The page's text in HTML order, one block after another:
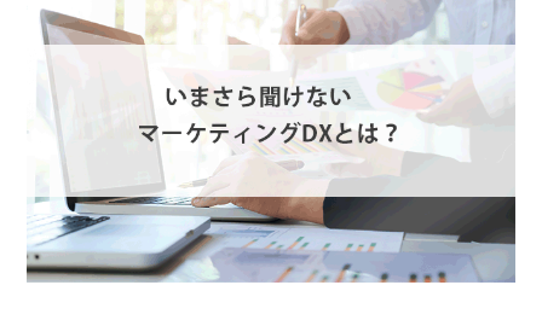
認証サービス
Webプッシュ通知サービス
アンケートシステム・フォーム
組織的に管理
効果改善・顧客育成
システム連携・効率化
セキュリティ対策
マーケティングブログ
資料ダウンロード
メール配信用語集
資料請求・お問い合わせ
無料トライアル
03-6820-0515 大阪 06-6131-9960
（平日 10:00〜18:00）